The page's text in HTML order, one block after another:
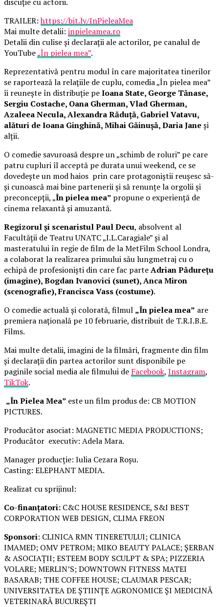
TRAILER:https://bit.ly/InPieleaMea
Mai multe detalii: inpieleamea.ro
Detalii din culise și declarații ale actorilor, pe canalul de
YouTube„În pielea mea”.
Reprezentativă pentru modul în care majoritatea tinerilor
se raportează la relațiile de cuplu, comedia „În pielea mea”
îi reunește în distribuție peIoana State, George Tănase,
Sergiu Costache, Oana Gherman, Vlad Gherman,
Azaleea Necula, Alexandra Răduță, Gabriel Vatavu,
alături de Ioana Ginghină, Mihai Găinușă, Daria Janeși
alții.
O comedie savuroasă despre un „schimb de roluri” pe care
patru cupluri îl acceptă pe durata unui weekend, ce se
dovedește un mod haios prin care protagoniștii reușesc să-
și cunoască mai bine partenerii și să renunțe la orgolii și
preconcepții, „În pielea mea” propune o experiență de
cinema relaxantă și amuzantă.
Regizorul și scenaristul Paul Decu, absolvent al
Facultății de Teatru UNATC „I.L.Caragiale” și al
masteratului în regie de film de la MetFilm School Londra,
a colaborat la realizarea primului său lungmetraj cu o
echipă de profesioniști din care fac parteAdrian Pădurețu
(imagine), Bogdan Ivanovici (sunet), Anca Miron
(scenografie), Francisca Vass (costume).
O comedie actuală și colorată, filmul „În pielea mea” are
premiera națională pe 10 februarie, distribuit de T.R.I.B.E.
Films.
Mai multe detalii, imagini de la filmări, fragmente din film
și declarații din partea actorilor sunt disponibile pe
paginile social media ale filmului de Facebook, Instagram,
TikTok.
„În Pielea Mea” este un film produs de: CB MOTION
PICTURES.
Producător asociat: MAGNETIC MEDIA PRODUCTIONS;
Producător executiv: Adela Mara.
Manager producție: Iulia Cezara Roșu.
Casting: ELEPHANT MEDIA.
Realizat cu sprijinul:
Co-finanțatori: C&C HOUSE RESIDENCE, S&I BEST
CORPORATION WEB DESIGN, CLIMA FREON
Sponsori: CLINICA RMN TINERETULUI; CLINICA
IMAMED; OMV PETROM; MIKO BEAUTY PALACE; ȘERBAN
& ASOCIAȚII; ESTEEM BODY SCULPT & SPA; PIZZERIA
VOLARE; MERLIN’S; DOWNTOWN FITNESS MATEI
BASARAB; THE COFFEE HOUSE; CLAUMAR PESCAR;
UNIVERSITATEA DE ȘTIINȚE AGRONOMICE ȘI MEDICINĂ
VETERINARĂ BUCUREȘTI